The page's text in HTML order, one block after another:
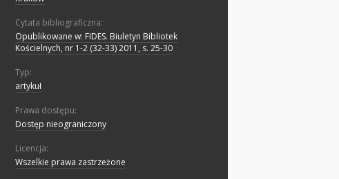
Cytata bibliograficzna:
Opublikowane w: FIDES. Biuletyn Bibliotek
Kościelnych, nr 1-2 (32-33) 2011, s. 25-30
Typ:
artykuł
Prawa dostępu:
Dostęp nieograniczony
Licencja:
Wszelkie prawa zastrzeżone